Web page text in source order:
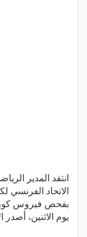
انتقد المدير
بفحص فيروس
يوم الاثنين، أصدر